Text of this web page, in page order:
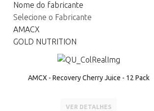
Nome do fabricante
Selecione o Fabricante
AMACX
GOLD NUTRITION
AMCX - Recovery Cherry Juice - 12 Pack
VER DETALHES